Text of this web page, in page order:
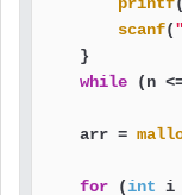
scanf(
    }
while (n
    arr =
for (int i